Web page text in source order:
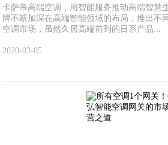
卡萨帝高端空调，用智能服务推动高端智慧
牌不断加深在高端智能领域的布局，推出不
空调市场，虽然久居高端前列的日系产品...
2020-03-05